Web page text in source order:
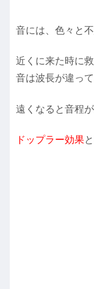
音には、色々と
近くに来た時に
音は波長が違って
遠くなると音程
ドップラー効果